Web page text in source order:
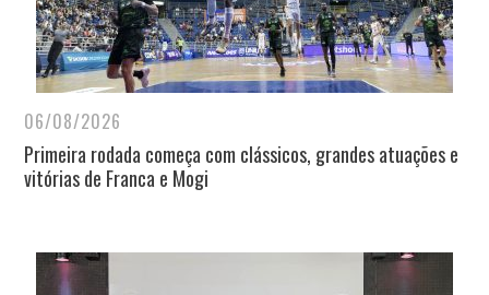
06/08/2026
Primeira rodada começa com clássicos, grandes atuações e
vitórias de Franca e Mogi